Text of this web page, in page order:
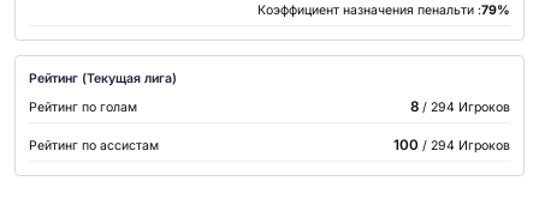
Коэффициент назначения пенальти :79%
Рейтинг (Текущая лига)
Рейтинг по голам
8/ 294 Игроков
Рейтинг по ассистам 100/ 294 Игроков